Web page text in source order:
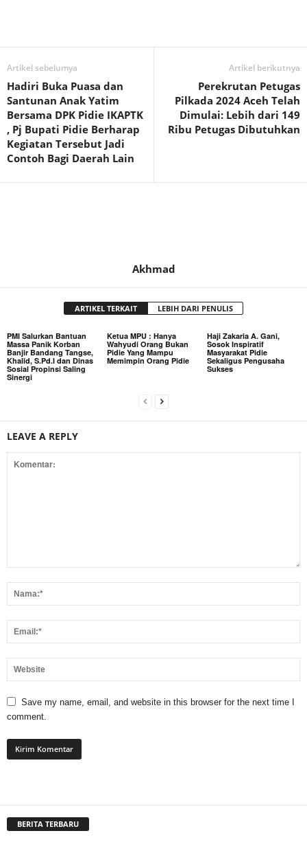
Artikel sebelumya
Hadiri Buka Puasa dan
Santunan Anak Yatim
Bersama DPK Pidie IKAPTK
, Pj Bupati Pidie Berharap
Kegiatan Tersebut Jadi
Contoh Bagi Daerah Lain
Artikel berikutnya
Perekrutan Petugas
Pilkada 2024 Aceh Telah
Dimulai: Lebih dari 149
Ribu Petugas Dibutuhkan
Akhmad
ARTIKEL TERKAIT LEBIH DARI PENULIS
PMI Salurkan Bantuan
Massa Panik Korban
Banjir Bandang Tangse,
Khalid, S.Pd.I dan Dinas
Sosial Propinsi Saling
Sinergi
Ketua MPU : Hanya
Wahyudi Orang Bukan
Pidie Yang Mampu
Memimpin Orang Pidie
Haji Zakaria A. Gani,
Sosok Inspiratif
Masyarakat Pidie
Sekaligus Pengusaha
Sukses
LEAVE A REPLY
Save my name, email, and website in this browser for the next time I
comment.
BERITA TERBARU